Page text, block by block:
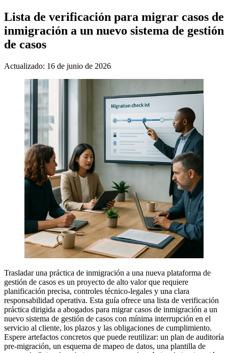
Lista de verificación para migrar casos de
inmigración a un nuevo sistema de gestión
de casos
Actualizado: 16 de junio de 2026
Trasladar una práctica de inmigración a una nueva plataforma de
gestión de casos es un proyecto de alto valor que requiere
planificación precisa, controles técnico-legales y una clara
responsabilidad operativa. Esta guía ofrece una lista de verificación
práctica dirigida a abogados para migrar casos de inmigración a un
nuevo sistema de gestión de casos con mínima interrupción en el
servicio al cliente, los plazos y las obligaciones de cumplimiento.
Espere artefactos concretos que puede reutilizar: un plan de auditoría
pre-migración, un esquema de mapeo de datos, una plantilla de